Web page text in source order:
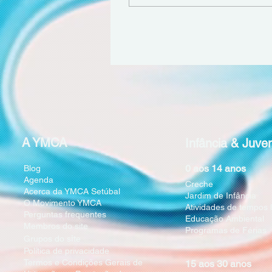
YMCA desempenham um
organização impacta
positivamente as
comunidades,
especialmente jovens e
famílias, e como podes
fazer parte...
A YMCA
Blog
Agenda
Acerca da YMCA Setúbal
O Movimento YMCA
Perguntas frequentes
Membros do site
Política de privacidade
Termos e Condições Gerais de
Infância &
0 aos 14 anos
Creche
Jardim de Infância
Atividades de tempos
Educação Ambiental
Programas de Férias
15 aos 30 anos